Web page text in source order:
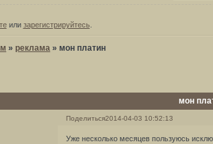
или зарегистрируйтесь.
» реклама » мон платин
мон
Поделиться2014-04-03 10:52:13
Уже несколько месяцев пользуюсь